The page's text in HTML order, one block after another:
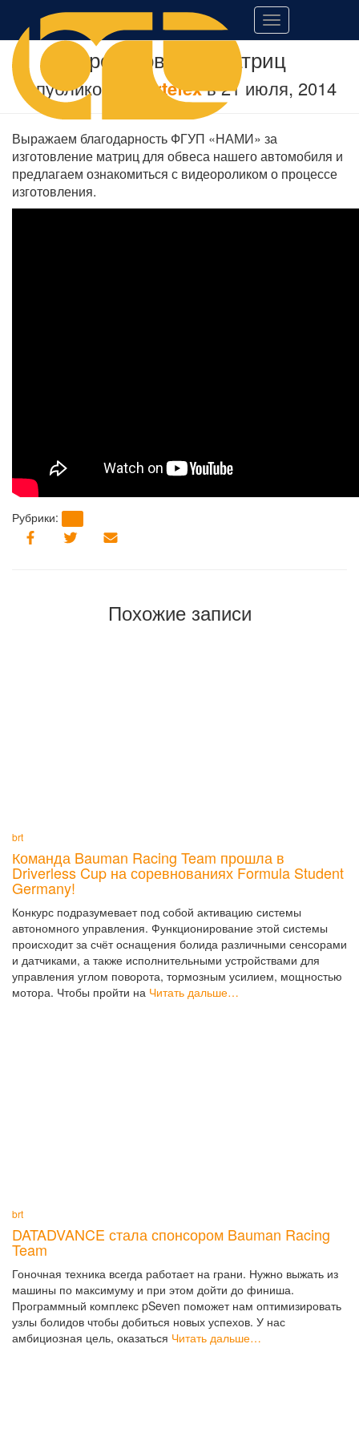
Переключить
Фрезерование матриц
Опубликовано artefexв21 июля, 2014
Выражаем благодарность ФГУП «НАМИ» за
изготовление матриц для обвеса нашего автомобиля и
предлагаем ознакомиться с видеороликом о процессе
изготовления.
Рубрики:
Похожие записи
brt
Команда Bauman Racing Team прошла в
Driverless Cup на соревнованиях Formula Student
Germany!
Конкурс подразумевает под собой активацию системы
автономного управления. Функционирование этой системы
происходит за счёт оснащения болида различными сенсорами
и датчиками, а также исполнительными устройствами для
управления углом поворота, тормозным усилием, мощностью
мотора. Чтобы пройти на Читать дальше…
brt
DATADVANCE стала спонсором Bauman Racing
Team
Гоночная техника всегда работает на грани. Нужно выжать из
машины по максимуму и при этом дойти до финиша.
Программный комплекс pSeven поможет нам оптимизировать
узлы болидов чтобы добиться новых успехов. У нас
амбициозная цель, оказаться Читать дальше…